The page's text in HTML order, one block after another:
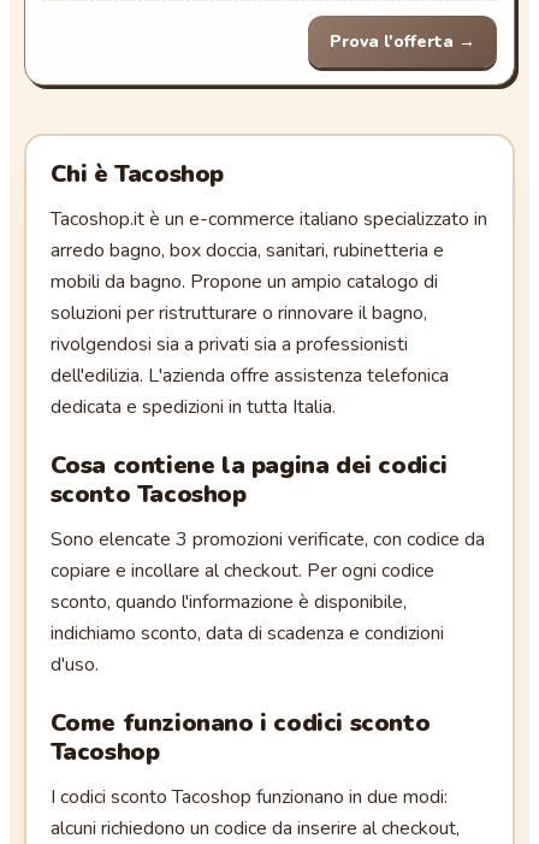
Prova l'offerta →
Chi èTacoshop
Tacoshop.it è un e-commerce italiano specializzato in
arredo bagno, box doccia, sanitari, rubinetteria e
mobili da bagno. Propone un ampio catalogo di
soluzioni per ristrutturare o rinnovare il bagno,
rivolgendosi sia a privati sia a professionisti
dell'edilizia. L'azienda offre assistenza telefonica
dedicata e spedizioni in tutta Italia.
Cosa contiene la pagina dei codici
sconto Tacoshop
Sono elencate 3 promozioni verificate, con codice da
copiare e incollare al checkout. Per ogni codice
sconto, quando l'informazione è disponibile,
indichiamo sconto, data di scadenza e condizioni
d'uso.
Come funzionano i codici sconto
Tacoshop
I codici sconto Tacoshop funzionano in due modi:
alcuni richiedono un codice da inserire al checkout,